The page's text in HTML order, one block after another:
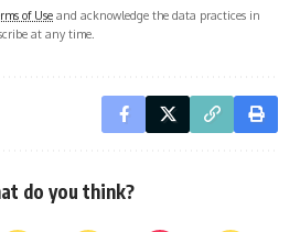
of Use and acknowledge the data practices in
at any time.
do you think?